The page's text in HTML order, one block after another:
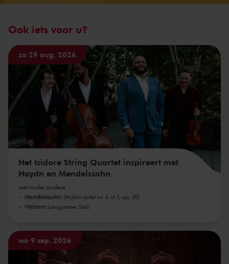
Ook iets voor u?
za 29 aug. 2026
Het Isidore String Quartet inspireert met
Haydn en Mendelssohn
met onder andere
Mendelssohn Strijkkwartet nr. 6 in f, op. 80
Webern Langsamer Satz
wo 9 sep. 2026